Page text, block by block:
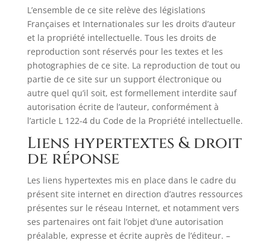
L’ensemble de ce site relève des législations
Françaises et Internationales sur les droits d’auteur
et la propriété intellectuelle. Tous les droits de
reproduction sont réservés pour les textes et les
photographies de ce site. La reproduction de tout ou
partie de ce site sur un support électronique ou
autre quel qu’il soit, est formellement interdite sauf
autorisation écrite de l’auteur, conformément à
l’article L 122-4 du Code de la Propriété intellectuelle.
Liens hypertextes & droit
de réponse
Les liens hypertextes mis en place dans le cadre du
présent site internet en direction d’autres ressources
présentes sur le réseau Internet, et notamment vers
ses partenaires ont fait l’objet d’une autorisation
préalable, expresse et écrite auprès de l’éditeur. –